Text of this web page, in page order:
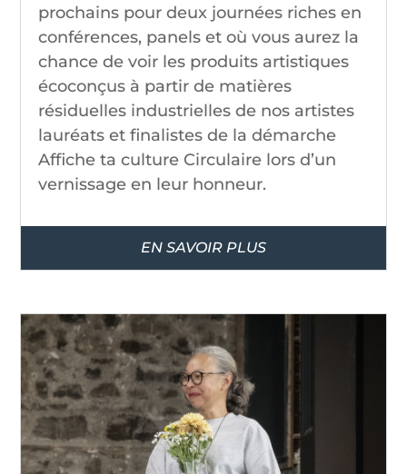
prochains pour deux journées riches en
conférences, panels et où vous aurez la
chance de voir les produits artistiques
écoconçus à partir de matières
résiduelles industrielles de nos artistes
lauréats et finalistes de la démarche
Affiche ta culture Circulaire lors d’un
vernissage en leur honneur.
EN SAVOIR PLUS